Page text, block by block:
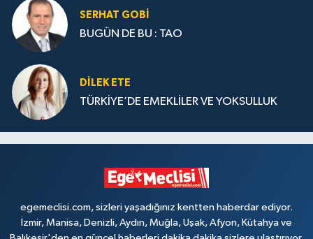
SERHAT GOBİ
BUGÜN DE BU : TAO
DILEK ETE
TÜRKİYE’DE EMEKLİLER VE YOKSULLUK
egemeclisi.com, sizleri yaşadığınız kentten haberdar ediyor.
İzmir, Manisa, Denizli, Aydın, Muğla, Uşak, Afyon, Kütahya ve